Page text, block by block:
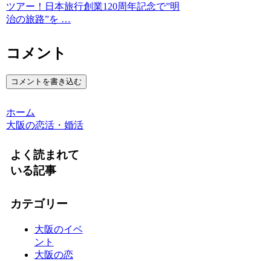
ツアー！日本旅行創業120周年記念で”明
治の旅路”を …
コメント
コメントを書き込む
ホーム
大阪の恋活・婚活
よく読まれて
いる記事
カテゴリー
大阪のイベ
ント
大阪の恋